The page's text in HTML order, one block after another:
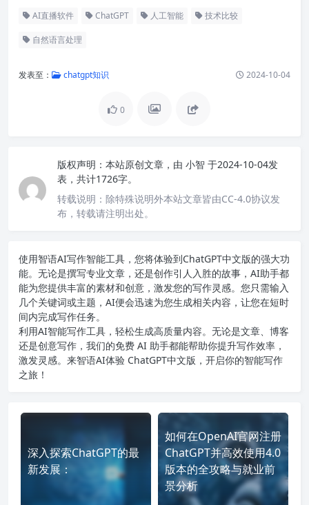
AI直播软件 ChatGPT 人工智能 技术比较
自然语言处理
发表至： chatgpt知识 2024-10-04
0
版权声明： 本站原创文章，由 小智 于2024-10-04发
表，共计1726字。
转载说明： 除特殊说明外本站文章皆由CC-4.0协议发
布，转载请注明出处。
使用智语AI写作智能工具，您将体验到ChatGPT中文版的强大功
能。无论是撰写专业文章，还是创作引人入胜的故事，AI助手都
能为您提供丰富的素材和创意，激发您的写作灵感。您只需输入
几个关键词或主题，AI便会迅速为您生成相关内容，让您在短时
间内完成写作任务。
利用AI智能写作工具，轻松生成高质量内容。无论是文章、博客
还是创意写作，我们的免费 AI 助手都能帮助你提升写作效率，
激发灵感。来智语AI体验 ChatGPT中文版 ，开启你的智能写作
之旅！
深入探索ChatGPT的最
新发展：
如何在OpenAI官网注册
ChatGPT并高效使用4.0
版本的全攻略与就业前
景分析